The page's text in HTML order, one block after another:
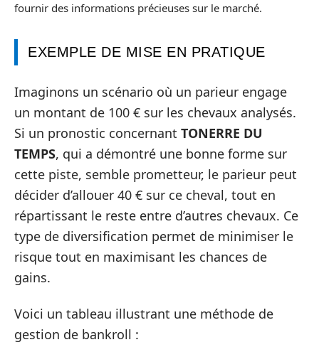
fournir des informations précieuses sur le marché.
EXEMPLE DE MISE EN PRATIQUE
Imaginons un scénario où un parieur engage
un montant de 100 € sur les chevaux analysés.
Si un pronostic concernant TONERRE DU
TEMPS, qui a démontré une bonne forme sur
cette piste, semble prometteur, le parieur peut
décider d’allouer 40 € sur ce cheval, tout en
répartissant le reste entre d’autres chevaux. Ce
type de diversification permet de minimiser le
risque tout en maximisant les chances de
gains.
Voici un tableau illustrant une méthode de
gestion de bankroll :